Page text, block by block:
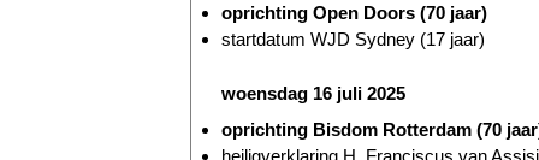
oprichting Open Doors (70 jaar)
startdatum WJD Sydney (17 jaar)
woensdag 16 juli 2025
oprichting Bisdom Rotterdam (70